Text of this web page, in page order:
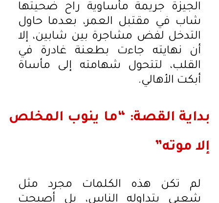
الجيزة جريمة مأساوية راح ضحيتها
شاب في مقتبل العمر، بعدما حاول
التدخل لفض مشاجرة بين شابين، إلا
أن نهايته جاءت بطعنة غادرة في
القلب، لتتحول شهامته إلى مأساة
أبكت الأهالي.
بداية القصة: “ما ينوب المخلص
إلا موته”
لم تكن هذه الكلمات مجرد مثل
شعبي يتداوله الناس، بل أصبحت